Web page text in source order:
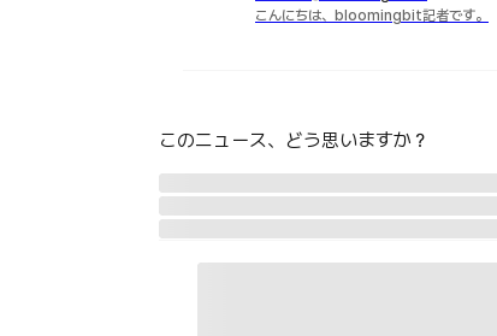
こんにちは、bloomingbit記者です。
このニュース、どう思いますか？